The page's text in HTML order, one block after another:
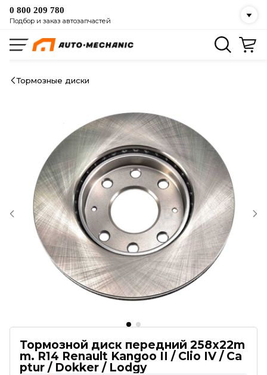
0 800 209 780
Подбор и заказ автозапчастей
Тормозные диски
Тормозной диск передний 258x22m
m. R14 Renault Kangoo II / Clio IV / Ca
ptur / Dokker / Lodgy